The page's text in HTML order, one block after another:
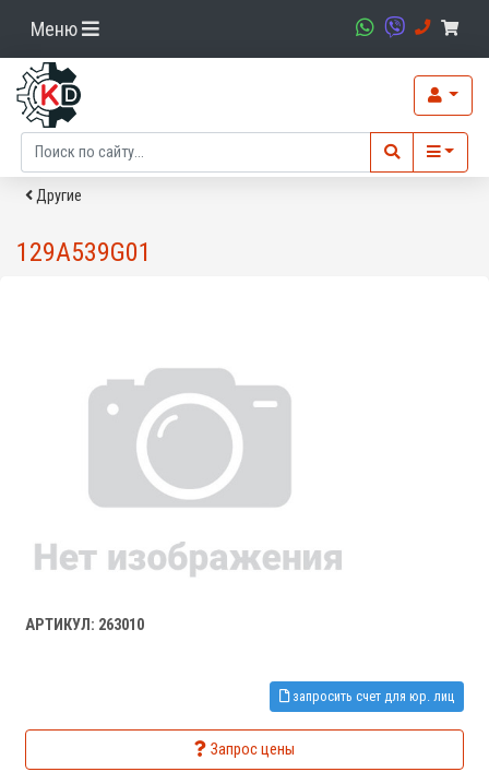
Меню
Другие
129A539G01
АРТИКУЛ: 263010
запросить счет для юр. лиц
Запрос цены